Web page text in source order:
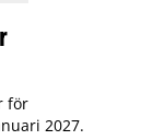
för
2027.